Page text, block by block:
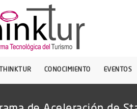
CONOCIMIENTO EVENTOS